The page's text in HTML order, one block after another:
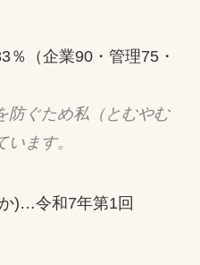
（企業90・管理75・
防ぐため私（とむやむ
ます。
)…令和7年第1回